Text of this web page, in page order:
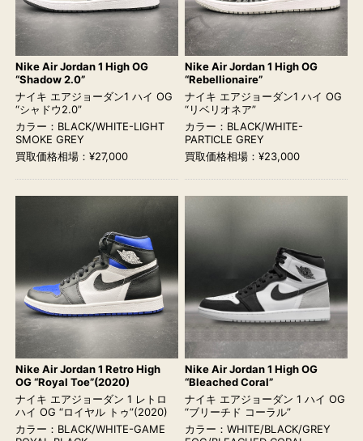
Nike Air Jordan 1 High OG
“Shadow 2.0”
ナイキ エアジョーダン1 ハイ OG
“シャドウ2.0”
カラー：BLACK/WHITE-LIGHT
SMOKE GREY
買取価格相場：¥27,000
Nike Air Jordan 1 High OG
“Rebellionaire”
ナイキ エアジョーダン1 ハイ OG
“リベリオネア”
カラー：BLACK/WHITE-
PARTICLE GREY
買取価格相場：¥23,000
Nike Air Jordan 1 Retro High
OG “Royal Toe”(2020)
ナイキ エアジョーダン 1 レトロ
ハイ OG “ロイヤル トゥ”(2020)
カラー：BLACK/WHITE-GAME
Nike Air Jordan 1 High OG
“Bleached Coral”
ナイキ エアジョーダン 1 ハイ OG
“ブリーチド コーラル”
カラー：WHITE/BLACK/GREY